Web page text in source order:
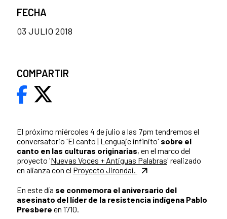
El próximo miércoles 4 de julio a las 7pm tendremos el
conversatorio 'El canto | Lenguaje infinito' sobre el
canto en las culturas originarias, en el marco del
proyecto 'Nuevas Voces + Antiguas Palabras' realizado
en alianza con el Proyecto Jirondai.
En este día se conmemora el aniversario del
asesinato del líder de la resistencia indígena Pablo
Presbere en 1710.
FECHA
03 JULIO 2018
COMPARTIR